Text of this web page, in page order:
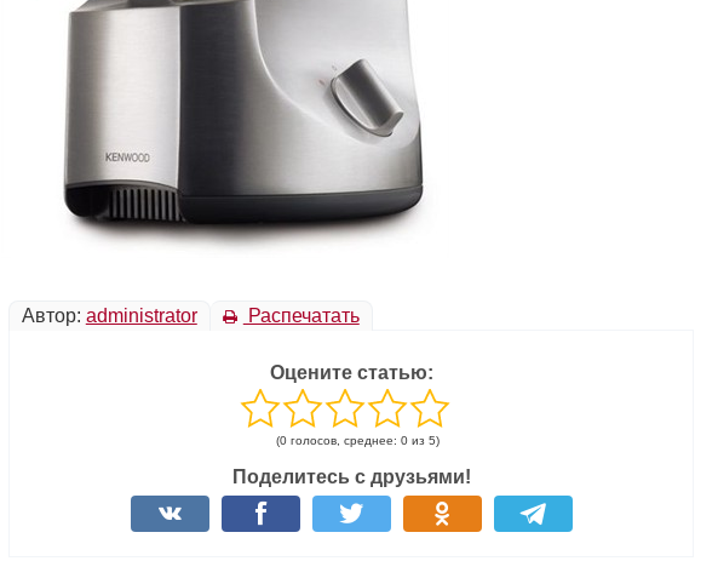
Автор: administrator Распечатать
Оцените статью:
(0 голосов, среднее: 0 из 5)
Поделитесь с друзьями!